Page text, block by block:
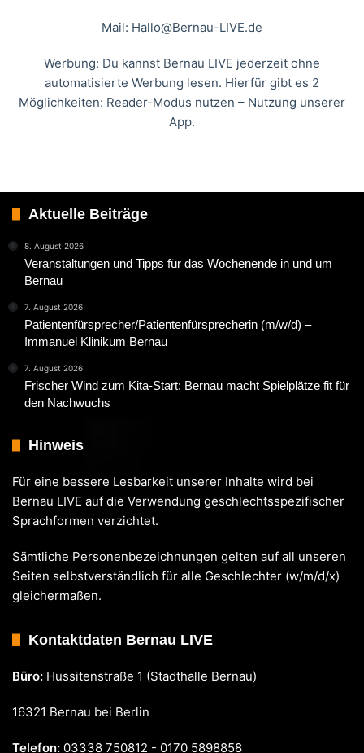
Mail: Hallo@Bernau-LIVE.de
Werbung: Du kannst Bernau LIVE jederzeit ohne
automatisierte Werbung lesen. Hierfür gibt es 2
Möglichkeiten: Reader-Modus nutzen – Nutzung unserer
App.
Aktuelle Beiträge
8. August 2026
Veranstaltungen und Tipps für das Wochenende in und um
Bernau
7. August 2026
Patientenfürsprecher/Patientenfürsprecherin (m/w/d) –
Immanuel Klinikum Bernau
7. August 2026
Frischer Wind zum Kita-Start: Bernau macht Spielplätze fit für
den Nachwuchs
Hinweis
Für eine bessere Lesbarkeit unserer Inhalte wird bei
Bernau LIVE auf die Verwendung geschlechtsspezifischer
Sprachformen verzichtet.
Sämtliche Personenbezeichnungen gelten auf all unseren
Seiten selbstverständlich für alle Geschlechter (w/m/d/x)
gleichermaßen.
Kontaktdaten Bernau LIVE
Büro: Hussitenstraße 1 (Stadthalle Bernau)
16321 Bernau bei Berlin
Telefon: 03338 750812 - 0170 5898858